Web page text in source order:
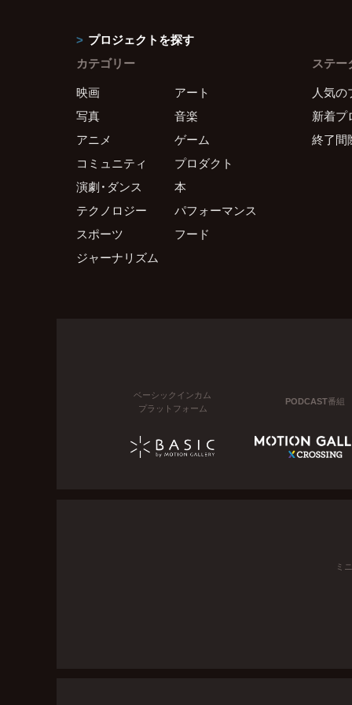
プロジェクトを探す
カテゴリー
映画
アート
写真
音楽
アニメ
ゲーム
コミュニティ
プロダクト
演劇・ダンス
本
テクノロジー
パフォーマンス
スポーツ
フード
ジャーナリズム
ステー
人気の
新着プ
終了間
ベーシックインカム
プラットフォーム
PODCAST番組
ミ